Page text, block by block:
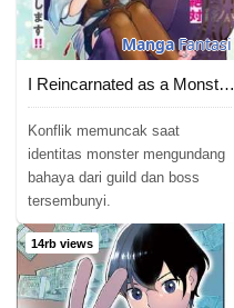
MangaFantasi
I Reincarnated as a Monster in a Game World, and Picked Up the Heroine Who Was My Oshi in My Previous Life
Konflik memuncak saat
identitas monster mengundang
bahaya dari guild dan boss
tersembunyi.
14rb views